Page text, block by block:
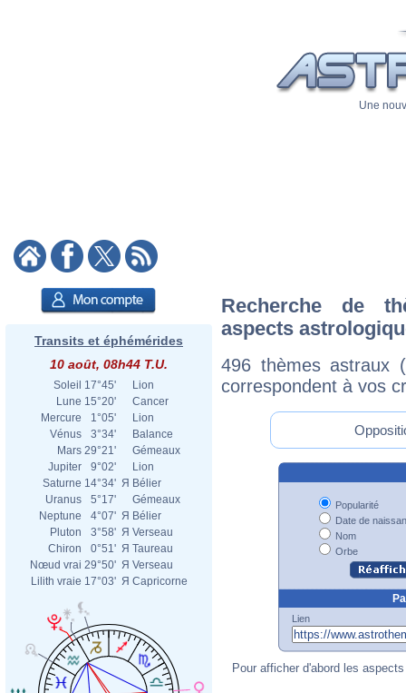
Une
Transits et éphémérides
10 août, 08h44 T.U.
Soleil 17°45'
Lion
Lune 15°20'
Cancer
Mercure
1°05'
Lion
Vénus
3°34'
Balance
Mars 29°21'
Gémeaux
Jupiter
9°02'
Lion
Saturne 14°34' Я Bélier
Uranus
5°17'
Gémeaux
Neptune
4°07' Я Bélier
Pluton
3°58' Я Verseau
Chiron
0°51' Я Taureau
Nœud vrai 29°50' Я Verseau
Lilith vraie 17°03' Я Capricorne
Recherche de
aspects
496 thèmes astraux
correspondent à vos
Popularité
Date de
Nom
Orbe
Lien
Pour afficher d'abord les